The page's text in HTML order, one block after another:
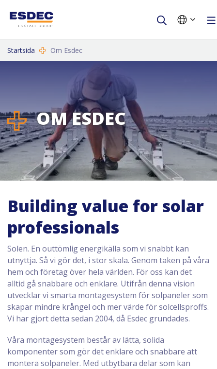
Startsida Om Esdec
OM ESDEC
Building value for solar
professionals
Solen. En outtömlig energikälla som vi snabbt kan
utnyttja. Så vi gör det, i stor skala. Genom taken på våra
hem och företag över hela världen. För oss kan det
alltid gå snabbare och enklare. Utifrån denna vision
utvecklar vi smarta montagesystem för solpaneler som
skapar mindre krångel och mer värde för solcellsproffs.
Vi har gjort detta sedan 2004, då Esdec grundades.
Våra montagesystem består av lätta, solida
komponenter som gör det enklare och snabbare att
montera solpaneler. Med utbytbara delar som kan